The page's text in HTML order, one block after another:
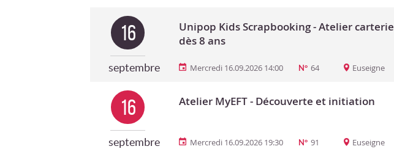
16
septembre
Unipop Kids Scrapbooking - Atelier carterie
dès 8 ans
Mercredi 16.09.2026 14:00 Euseigne
N° 64
16
septembre
Atelier MyEFT - Découverte et initiation
Mercredi 16.09.2026 19:30 Euseigne
N° 91